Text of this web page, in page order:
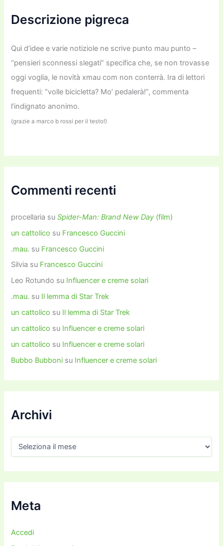
Descrizione pigreca
Qui d’idee e varie notiziole ne scrive punto mau punto –
“pensieri sconnessi slegati” specifica che, se non trovasse
oggi voglia, le novità xmau com non conterrà. Ira di lettori
frequenti: “volle bicicletta? Mo’ pedalerà!”, commenta
l’indignato anonimo.
(grazie a marco b rossi per il testo!)
Commenti recenti
procellaria suSpider-Man: Brand New Day (film)
un cattolico su Francesco Guccini
.mau. su Francesco Guccini
Silvia su Francesco Guccini
Leo Rotundo su Influencer e creme solari
.mau. su Il lemma di Star Trek
un cattolico su Il lemma di Star Trek
un cattolico su Influencer e creme solari
un cattolico su Influencer e creme solari
Bubbo Bubboni su Influencer e creme solari
Archivi
h
i
iMeta
Accedi